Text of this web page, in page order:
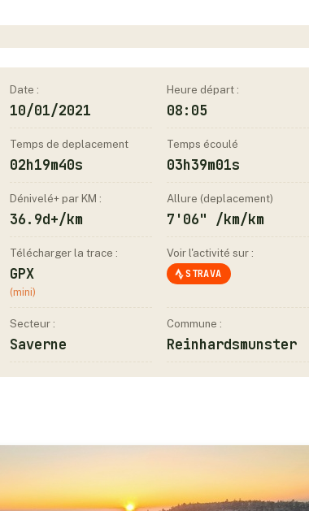
Date :
10/01/2021
Heure départ :
08:05
Temps de deplacement
02h19m40s
Temps écoulé
03h39m01s
Dénivelé+ par KM :
36.9d+/km
Allure (deplacement)
7'06" /km/km
Télécharger la trace :
GPX
(mini)
Voir l'activité sur :
STRAVA
Secteur :
Saverne
Commune :
Reinhardsmunster